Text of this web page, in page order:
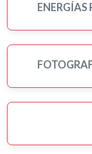
ENERGÍAS